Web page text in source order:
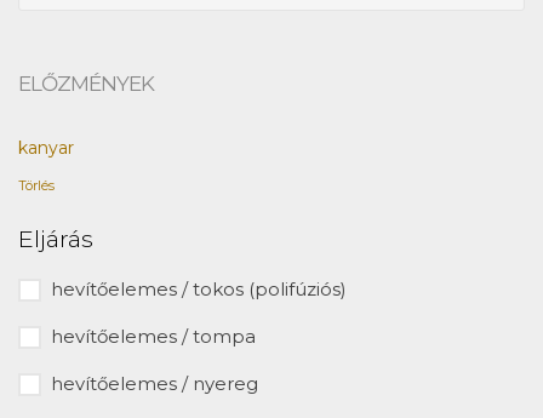
ELŐZMÉNYEK
kanyar
Törlés
Eljárás
hevítőelemes / tokos (polifúziós)
hevítőelemes / tompa
hevítőelemes / nyereg